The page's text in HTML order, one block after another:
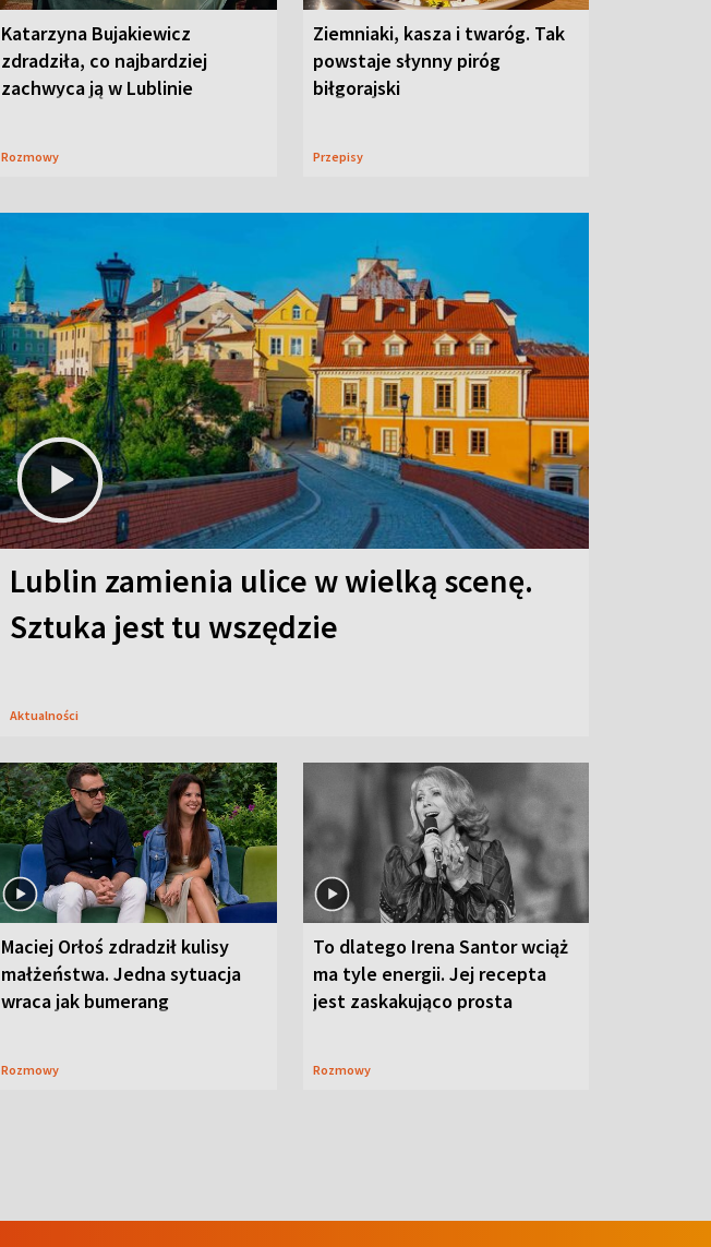
Katarzyna Bujakiewicz
zdradziła, co najbardziej
zachwyca ją w Lublinie
Rozmowy
Ziemniaki, kasza i twaróg. Tak
powstaje słynny piróg
biłgorajski
Przepisy
Lublin zamienia ulice w wielką scenę.
Sztuka jest tu wszędzie
Aktualności
Maciej Orłoś zdradził kulisy
małżeństwa. Jedna sytuacja
wraca jak bumerang
Rozmowy
To dlatego Irena Santor wciąż
ma tyle energii. Jej recepta
jest zaskakująco prosta
Rozmowy